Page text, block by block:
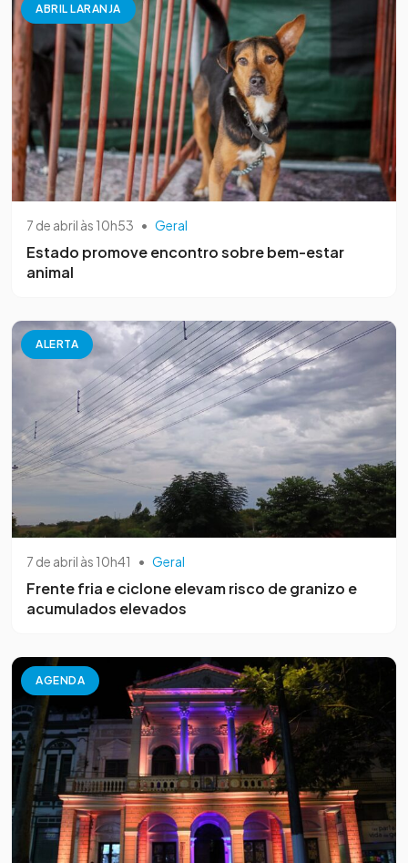
ABRIL LARANJA
7 de abril às 10h53 • Geral
Estado promove encontro sobre bem-estar
animal
ALERTA
7 de abril às 10h41 • Geral
Frente fria e ciclone elevam risco de granizo e
acumulados elevados
AGENDA